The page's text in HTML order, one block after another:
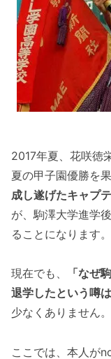
2017年夏、花咲徳
夏の甲子園優勝を
成し遂げたキャプ
が、駒澤大学進学
ることになります。
現在でも、
「なぜ
退学したという噂
少なくありません。
ここでは、本人が